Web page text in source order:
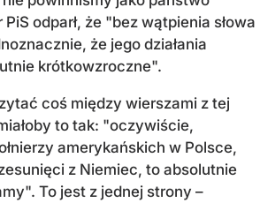
odparł, że "bez wątpienia słowa
że jego działania
krótkowzroczne".
coś między wierszami z tej
to tak: "oczywiście,
amerykańskich w Polsce,
z Niemiec, to absolutnie
To jest z jednej strony –